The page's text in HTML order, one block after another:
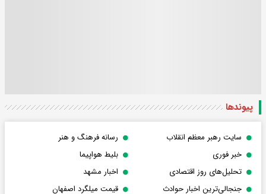
پیوندها
سایت رهبر معظم انقلاب
رسانه فرهنگ و هنر
خبر فوری
بلیط هواپیما
تحلیل‌های روز اقتصادی
اخبار مشهد
جنجالی‌ترین اخبار حوادث
قیمت میلگرد اصفهان